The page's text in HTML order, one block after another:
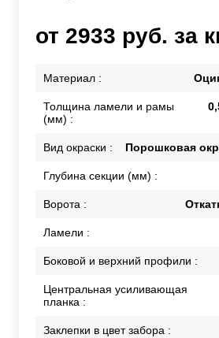
от 2933 руб. за
Материал :
Толщина ламели и рамы
(мм) :
Вид окраски : Порошковая
Глубина секции (мм) :
Ворота :
Ламели :
Боковой и верхний профили :
Центральная усиливающая
планка :
Заклепки в цвет забора :